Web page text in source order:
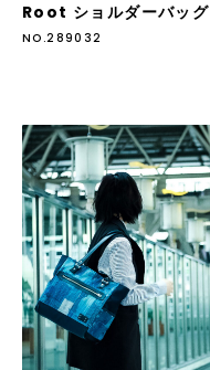
Root ショルダーバッグ
NO.289032